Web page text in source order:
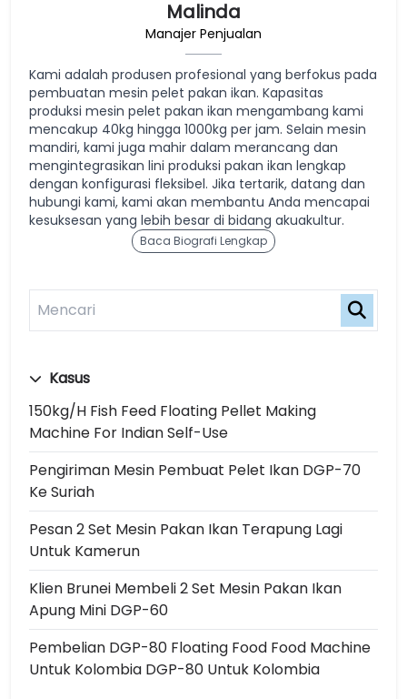
Malinda
Manajer Penjualan
Kami adalah produsen profesional yang berfokus pada
pembuatan mesin pelet pakan ikan. Kapasitas
produksi mesin pelet pakan ikan mengambang kami
mencakup 40kg hingga 1000kg per jam. Selain mesin
mandiri, kami juga mahir dalam merancang dan
mengintegrasikan lini produksi pakan ikan lengkap
dengan konfigurasi fleksibel. Jika tertarik, datang dan
hubungi kami, kami akan membantu Anda mencapai
kesuksesan yang lebih besar di bidang akuakultur.
Baca Biografi Lengkap
Kasus
150kg/h Fish Feed Floating Pellet Making
Machine For Indian Self-Use
Pengiriman Mesin Pembuat Pelet Ikan DGP-70
Ke Suriah
Pesan 2 Set Mesin Pakan Ikan Terapung Lagi
Untuk Kamerun
Klien Brunei Membeli 2 Set Mesin Pakan Ikan
Apung Mini DGP-60
Pembelian DGP-80 Floating Food Food Machine
Untuk Kolombia DGP-80 Untuk Kolombia